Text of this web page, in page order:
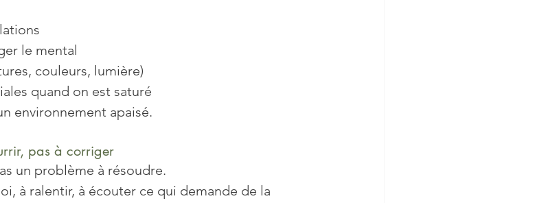
le mental
couleurs, lumière)
quand on est saturé
environnement apaisé.
pas à corriger
un problème à résoudre.
à ralentir, à écouter ce qui demande de la